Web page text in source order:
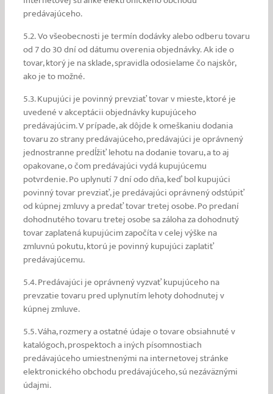
predávajúceho.
5.2.Vo všeobecnosti je termín dodávky alebo odberu tovaru
od 7 do 30 dní od dátumu overenia objednávky.Ak ide o
tovar, ktorý je na sklade, spravidla odosielame čo najskôr,
ako je to možné.
5.3. Kupujúci je povinný prevziať tovar v mieste, ktoré je
uvedené v akceptácii objednávky kupujúceho
predávajúcim. V prípade, ak dôjde k omeškaniu dodania
tovaru zo strany predávajúceho, predávajúci je oprávnený
jednostranne predĺžiť lehotu na dodanie tovaru, a to aj
opakovane, o čom predávajúci vydá kupujúcemu
potvrdenie. Po uplynutí 7 dní odo dňa, keď bol kupujúci
povinný tovar prevziať, je predávajúci oprávnený odstúpiť
od kúpnej zmluvy a predať tovar tretej osobe. Po predaní
dohodnutého tovaru tretej osobe sa záloha za dohodnutý
tovar zaplatená kupujúcim započíta v celej výške na
zmluvnú pokutu, ktorú je povinný kupujúci zaplatiť
predávajúcemu.
5.4. Predávajúci je oprávnený vyzvať kupujúceho na
prevzatie tovaru pred uplynutím lehoty dohodnutej v
kúpnej zmluve.
5.5. Váha, rozmery a ostatné údaje o tovare obsiahnuté v
katalógoch, prospektoch a iných písomnostiach
predávajúceho umiestnenými na internetovej stránke
elektronického obchodu predávajúceho, sú nezáväznými
údajmi.